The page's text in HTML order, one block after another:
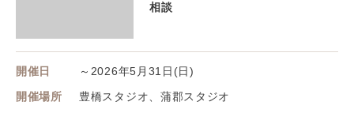
相談
開催日
～2026年5月31日(日)
開催場所
豊橋スタジオ、蒲郡スタジオ